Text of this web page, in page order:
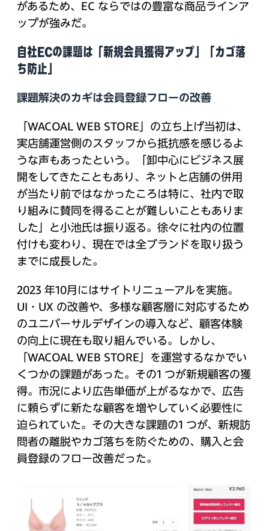
があるため、EC ならではの豊富な商品ラインア
ップが強みだ。
自社ECの課題は「新規会員獲得アップ」「カゴ落
ち防止」
課題解決のカギは会員登録フローの改善
「WACOAL WEB STORE」の立ち上げ当初は、
実店舗運営側のスタッフから抵抗感を感じるよ
うな声もあったという。「卸中心にビジネス展
開をしてきたこともあり、ネットと店舗の併用
が当たり前ではなかったころは特に、社内で取
り組みに賛同を得ることが難しいこともありま
した」と小池氏は振り返る。徐々に社内の位置
付けも変わり、現在では全ブランドを取り扱う
までに成長した。
2023 年10月にはサイトリニューアルを実施。
UI・UX の改善や、多様な顧客層に対応するため
のユニバーサルデザインの導入など、顧客体験
の向上に現在も取り組んでいる。しかし、
「WACOAL WEB STORE」を運営するなかでい
くつかの課題があった。その1 つが新規顧客の獲
得。市況により広告単価が上がるなかで、広告
に頼らずに新たな顧客を増やしていく必要性に
迫られていた。その大きな課題の1 つが、新規訪
問者の離脱やカゴ落ちを防ぐための、購入と会
員登録のフロー改善だった。